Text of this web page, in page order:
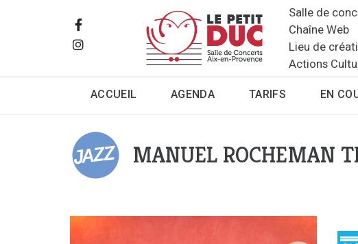
Salle de
Chaîne Web
Lieu de
Actions
ACCUEIL AGENDA TARIFS EN
MANUEL ROCHEMAN